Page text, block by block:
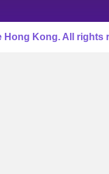
Kong. All rights